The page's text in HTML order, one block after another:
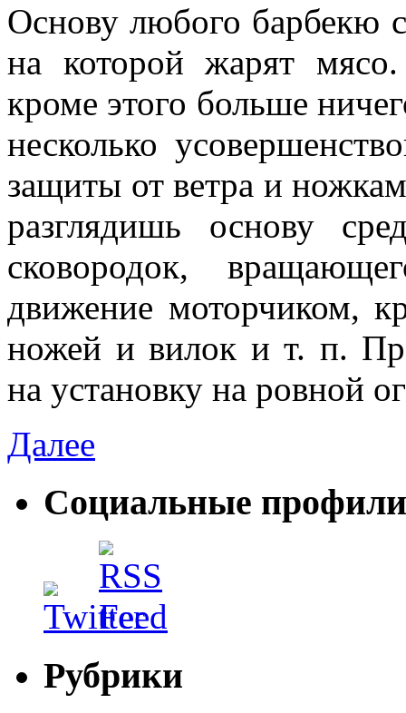
Основу любого барбекю
на которой жарят
кроме этого больше
несколько
защиты от ветра и
разглядишь основу
сковородок,
движение мо­торчиком,
ножей и вилок и т. п.
на установку на ровной
Далее
Социальные профили
Рубрики